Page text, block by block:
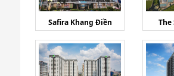
Safira Khang Điền The